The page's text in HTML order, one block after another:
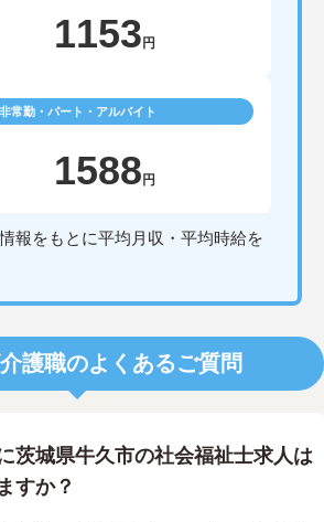
1153 円
非常勤・パート・アルバイト
1588 円
報をもとに平均月収・平均時給を
護職のよくあるご質問
茨城県牛久市の社会福祉士求人は
すか？